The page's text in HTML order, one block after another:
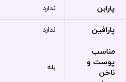
پارابن ندارد
پارافین ندارد
مناسب
پوست و
ناخن
بله